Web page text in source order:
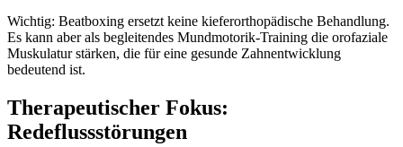
Wichtig: Beatboxing ersetzt keine kieferorthopädische Behandlung.
Es kann aber als begleitendes Mundmotorik-Training die orofaziale
Muskulatur stärken, die für eine gesunde Zahnentwicklung
bedeutend ist.
Therapeutischer Fokus:
Redeflussstörungen